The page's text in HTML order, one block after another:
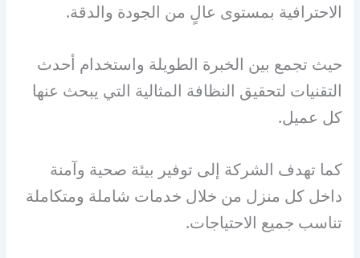
الاحترافية بمستوى عالٍ من الجودة والدقة.
حيث تجمع بين الخبرة الطويلة واستخدام أحدث
التقنيات لتحقيق النظافة المثالية التي يبحث عنها
كل عميل.
كما تهدف الشركة إلى توفير بيئة صحية وآمنة
داخل كل منزل من خلال خدمات شاملة ومتكاملة
تناسب جميع الاحتياجات.